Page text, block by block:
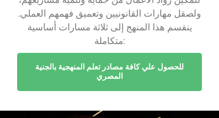
ولصقل مهارات القانونيين وتعميق فهمهم العملي.
ينقسم هذا المنهج إلى ثلاثة مسارات أساسية
متكاملة:
للحصول علي كافة مصادر تعلم المنهجية بالجنية
المصري